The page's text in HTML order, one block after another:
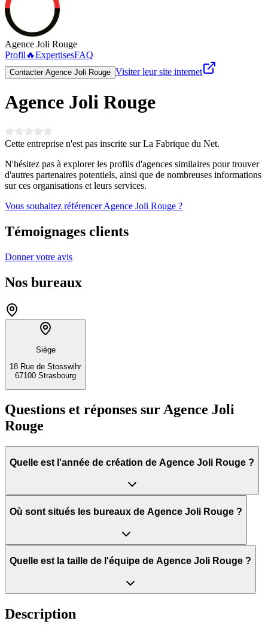
Agence Joli Rouge
Profil 🔥ExpertisesFAQ
Contacter Agence Joli Rouge Visiter leur site internet
Agence Joli Rouge
Cette entreprise n'est pas inscrite sur La Fabrique du Net.
N'hésitez pas à explorer les profils d'agences similaires pour trouver
d'autres partenaires potentiels, ainsi que de nombreuses informations
sur ces organisations et leurs services.
Vous souhaitez référencer Agence Joli Rouge ?
Témoignages clients
Donner votre avis
Nos bureaux
Siège
18 Rue de Stosswihr
67100 Strasbourg
Questions et réponses surAgence Joli
Rouge
Quelle est l'année de création de Agence Joli Rouge ?
Où sont situés les bureaux de Agence Joli Rouge ?
Quelle est la taille de l'équipe de Agence Joli Rouge ?
Description